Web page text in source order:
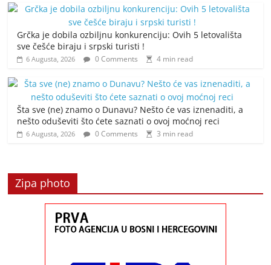
Grčka je dobila ozbiljnu konkurenciju: Ovih 5 letovališta
sve češće biraju i srpski turisti !
6 Augusta, 2026 0 Comments 4 min read
Šta sve (ne) znamo o Dunavu? Nešto će vas iznenaditi, a
nešto oduševiti što ćete saznati o ovoj moćnoj reci
6 Augusta, 2026 0 Comments 3 min read
Zipa photo